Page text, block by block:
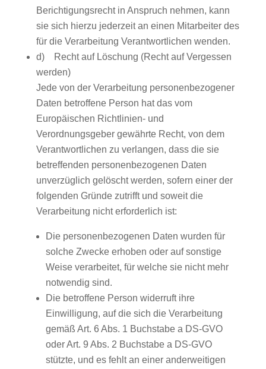
Berichtigungsrecht in Anspruch nehmen, kann
sie sich hierzu jederzeit an einen Mitarbeiter des
für die Verarbeitung Verantwortlichen wenden.
d) Recht auf Löschung (Recht auf Vergessen
werden)
Jede von der Verarbeitung personenbezogener
Daten betroffene Person hat das vom
Europäischen Richtlinien- und
Verordnungsgeber gewährte Recht, von dem
Verantwortlichen zu verlangen, dass die sie
betreffenden personenbezogenen Daten
unverzüglich gelöscht werden, sofern einer der
folgenden Gründe zutrifft und soweit die
Verarbeitung nicht erforderlich ist:
Die personenbezogenen Daten wurden für
solche Zwecke erhoben oder auf sonstige
Weise verarbeitet, für welche sie nicht mehr
notwendig sind.
Die betroffene Person widerruft ihre
Einwilligung, auf die sich die Verarbeitung
gemäß Art. 6 Abs. 1 Buchstabe a DS-GVO
oder Art. 9 Abs. 2 Buchstabe a DS-GVO
stützte, und es fehlt an einer anderweitigen